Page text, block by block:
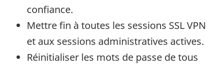
confiance.
Mettre fin à toutes les sessions SSL VPN
et aux sessions administratives actives.
Réinitialiser les mots de passe de tous